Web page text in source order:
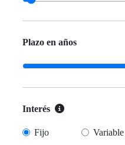
Plazo en años
Interés
Fijo Variable